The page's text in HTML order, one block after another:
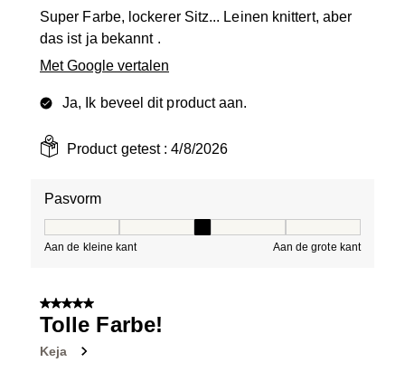
Super Farbe, lockerer Sitz... Leinen knittert, aber
das ist ja bekannt .
Met Google vertalen
Ja, Ik beveel dit product aan.
Product getest :4/8/2026
Pasvorm
Aan de kleine kant Aan de grote kant
5 van 5 sterren.
Tolle Farbe!
Keja